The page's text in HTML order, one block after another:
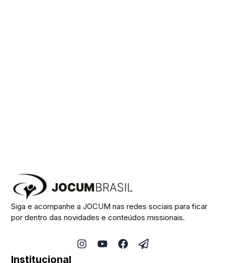
Siga e acompanhe a JOCUM nas redes sociais para ficar
por dentro das novidades e conteúdos missionais.
I
n
Y
o
F
a
P
a
Institucional